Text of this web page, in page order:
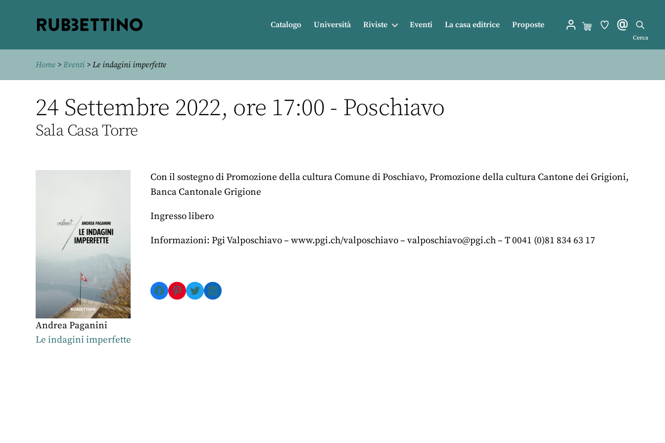
Catalogo Università Riviste Eventi La casa editrice Proposte
Cerca
Home > Eventi > Le indagini imperfette
24 Settembre 2022, ore 17:00 - Poschiavo
Sala Casa Torre
Andrea Paganini
Le indagini imperfette
Con il sostegno di Promozione della cultura Comune di Poschiavo, Promozione della cultura Cantone dei Grigioni,
Banca Cantonale Grigione
Ingresso libero
Informazioni: Pgi Valposchiavo – www.pgi.ch/valposchiavo – valposchiavo@pgi.ch – T 0041 (0)81 834 63 17
Facebook
Pinterest
TwitterLinkedIn